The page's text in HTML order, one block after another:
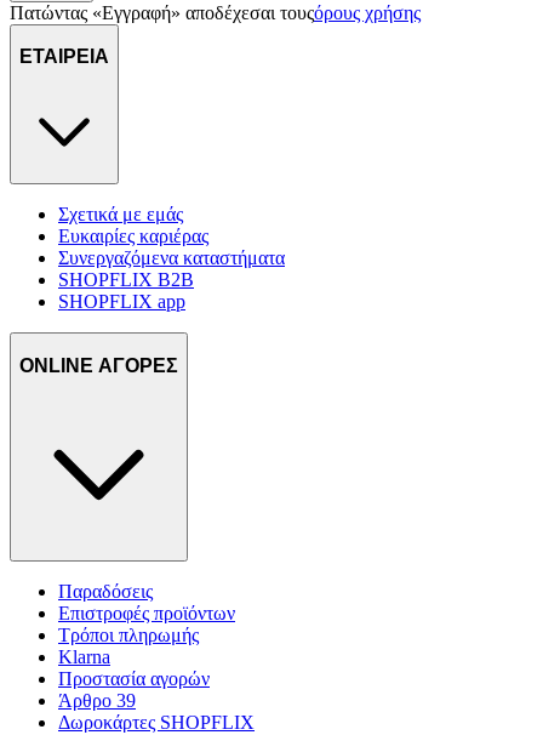
Πατώντας «Εγγραφή» αποδέχεσαι τουςόρους χρήσης
ΕΤΑΙΡΕΙΑ
Σχετικά με εμάς
Ευκαιρίες καριέρας
Συνεργαζόμενα καταστήματα
SHOPFLIX B2B
SHOPFLIX app
ONLINE ΑΓΟΡΕΣ
Παραδόσεις
Επιστροφές προϊόντων
Τρόποι πληρωμής
Klarna
Προστασία αγορών
Άρθρο 39
Δωροκάρτες SHOPFLIX